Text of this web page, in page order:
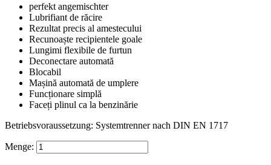
perfekt angemischter
Lubrifiant de răcire
Rezultat precis al amestecului
Recunoaște recipientele goale
Lungimi flexibile de furtun
Deconectare automată
Blocabil
Mașină automată de umplere
Funcționare simplă
Faceți plinul ca la benzinărie
Betriebsvoraussetzung: Systemtrenner nach DIN EN 1717
Menge: Cantitate
Misceo